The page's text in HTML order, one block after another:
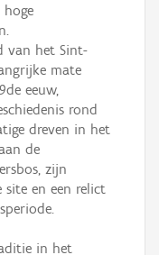
hoge
van het Sint-
mate
eeuw,
rond
dreven in het
de
zijn
site en een relict
in het